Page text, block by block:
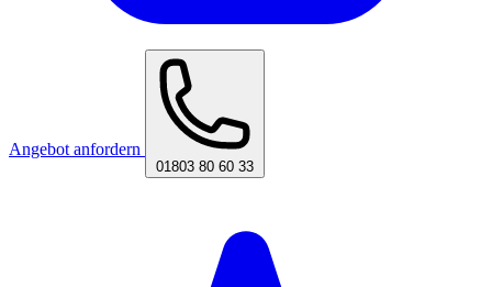
Angebot anfordern
01803 80 60 33